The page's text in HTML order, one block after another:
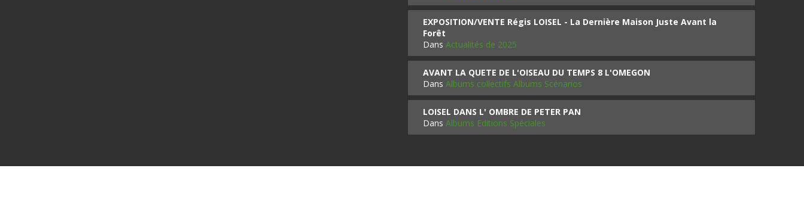
EXPOSITION/VENTE Régis LOISEL - La Dernière Maison Juste Avant la
Forêt
Dans Actualités de 2025
AVANT LA QUETE DE L'OISEAU DU TEMPS 8 L'OMEGON
Dans Albums collectifs Albums Scénarios
LOISEL DANS L' OMBRE DE PETER PAN
Dans Albums Editions Spéciales